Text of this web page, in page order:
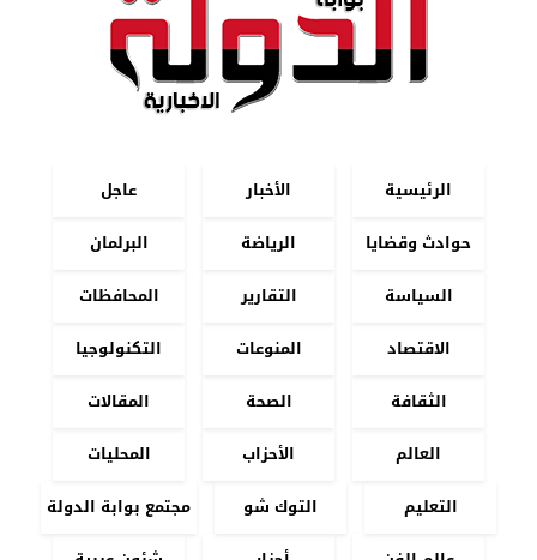
الرئيسية الأخبار
عاجل
حوادث وقضايا
الرياضة
البرلمان
السياسة
التقارير
المحافظات
الاقتصاد
المنوعات
التكنولوجيا
الثقافة
الصحة
المقالات
العالم
الأحزاب
المحليات
التعليم
التوك شو
مجتمع بوابة الدولة